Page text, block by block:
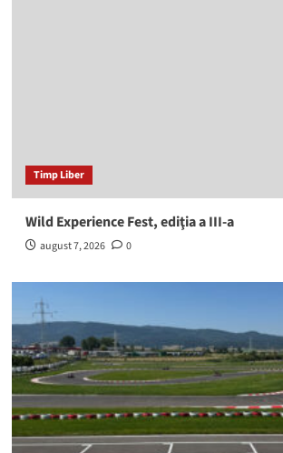
Timp Liber
Wild Experience Fest, ediţia a III-a
august 7, 2026 0